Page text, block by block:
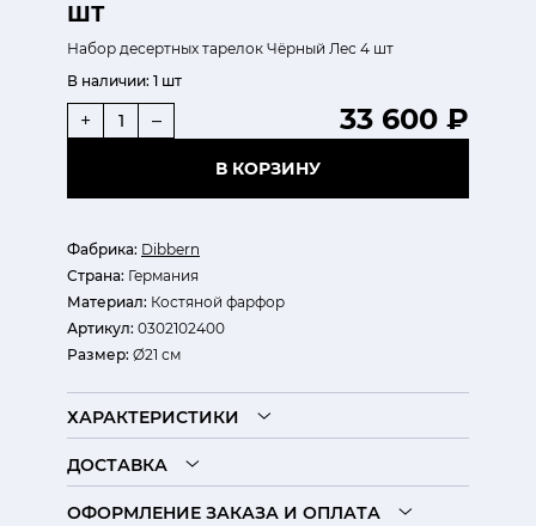
ШТ
Набор десертных тарелок Чёрный Лес 4 шт
Фабрика: Dibbern
Страна: Германия
Материал: Костяной фарфор
Артикул: 0302102400
Размер: Ø21 см
В наличии: 1 шт
33 600 ₽
+ –
В КОРЗИНУ
ХАРАКТЕРИСТИКИ
ДОСТАВКА
ОФОРМЛЕНИЕ ЗАКАЗА И ОПЛАТА